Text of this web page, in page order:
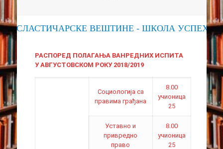
ВЕШТИНЕ - ШКОЛА УСПЕХА
РАСПОРЕД ПОЛАГАЊА ВАНРЕДНИХ ИСПИТА
У АВГУСТОВСКОМ РОКУ 2018/2019
Социологија са
правима грађана
8.00
учионица
25
Уставно и
привредно
право
8.00
учионица
25